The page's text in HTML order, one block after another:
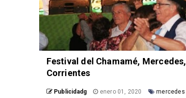
Festival del Chamamé, Mercedes,
Corrientes
Publicidadg enero 01, 2020 mercedes